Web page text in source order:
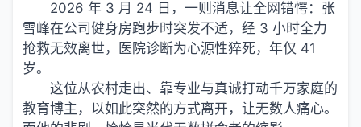
2026 年 3 月 24 日，一则消息让全网错愕：张
雪峰在公司健身房跑步时突发不适，经 3 小时全力
抢救无效离世，医院诊断为心源性猝死，年仅 41
岁。
这位从农村走出、靠专业与真诚打动千万家庭的
教育博主，以如此突然的方式离开，让无数人痛心。